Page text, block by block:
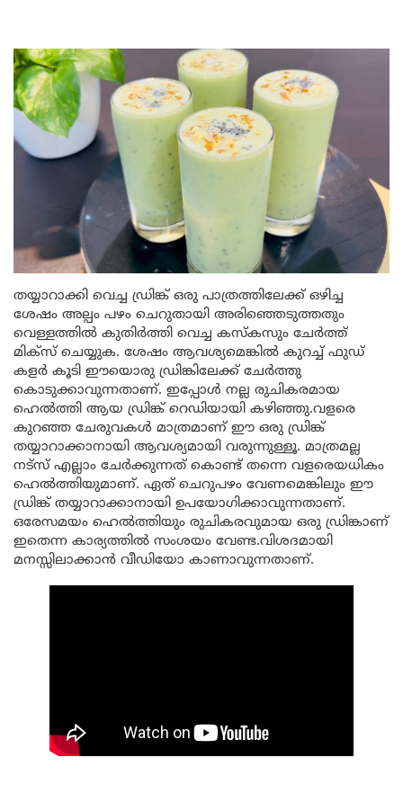
തയ്യാറാക്കി വെച്ച ഡ്രിങ്ക് ഒരു പാത്രത്തിലേക്ക് ഒഴിച്ച
ശേഷം അല്പം പഴം ചെറുതായി അരിഞ്ഞെടുത്തതും
വെള്ളത്തിൽ കുതിർത്തി വെച്ച കസ്കസും ചേർത്ത്
മിക്സ് ചെയ്യുക. ശേഷം ആവശ്യമെങ്കിൽ കുറച്ച് ഫുഡ്
കളർ കൂടി ഈയൊരു ഡ്രിങ്കിലേക്ക് ചേർത്തു
കൊടുക്കാവുന്നതാണ്. ഇപ്പോൾ നല്ല രുചികരമായ
ഹെൽത്തി ആയ ഡ്രിങ്ക് റെഡിയായി കഴിഞ്ഞു.വളരെ
കുറഞ്ഞ ചേരുവകൾ മാത്രമാണ് ഈ ഒരു ഡ്രിങ്ക്
തയ്യാറാക്കാനായി ആവശ്യമായി വരുന്നുള്ളൂ. മാത്രമല്ല
നട്സ് എല്ലാം ചേർക്കുന്നത് കൊണ്ട് തന്നെ വളരെയധികം
ഹെൽത്തിയുമാണ്. ഏത് ചെറുപഴം വേണമെങ്കിലും ഈ
ഡ്രിങ്ക് തയ്യാറാക്കാനായി ഉപയോഗിക്കാവുന്നതാണ്.
ഒരേസമയം ഹെൽത്തിയും രുചികരവുമായ ഒരു ഡ്രിങ്കാണ്
ഇതെന്ന കാര്യത്തിൽ സംശയം വേണ്ട.വിശദമായി
മനസ്സിലാക്കാൻ വീഡിയോ കാണാവുന്നതാണ്.